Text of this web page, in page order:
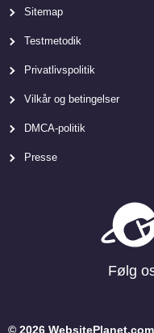
Sitemap
Testmetodik
Privatlivspolitik
Vilkår og betingelser
DMCA-politik
Presse
Følg
© 2026